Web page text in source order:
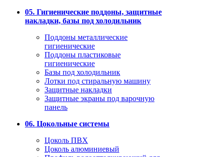
05. Гигиенические поддоны, защитные
накладки, базы под холодильник
Поддоны металлические
гигиенические
Поддоны пластиковые
гигиенические
Базы под холодильник
Лотки под стиральную машину
Защитные накладки
Защитные экраны под варочную
панель
06. Цокольные системы
Цоколь ПВХ
Цоколь алюминиевый